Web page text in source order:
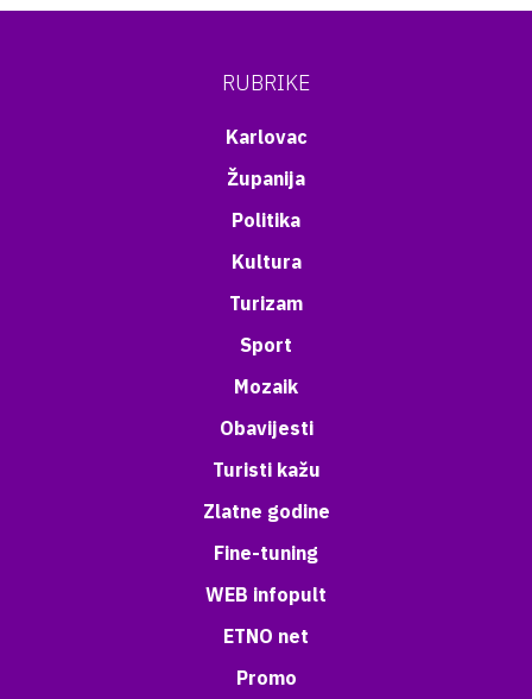
RUBRIKE
Karlovac
Županija
Politika
Kultura
Turizam
Sport
Mozaik
Obavijesti
Turisti kažu
Zlatne godine
Fine-tuning
WEB infopult
ETNO net
Promo